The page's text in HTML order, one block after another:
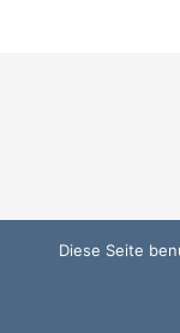
Diese Seite